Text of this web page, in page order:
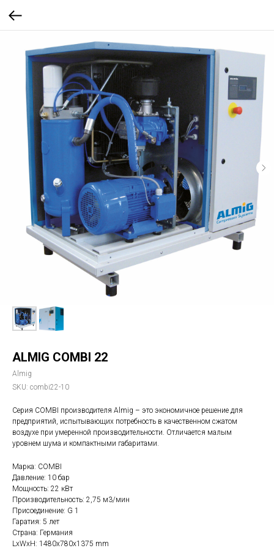
ALMIG COMBI 22
Almig
SKU: combi22-10
Серия COMBI производителя Almig – это экономичное решение для
предприятий, испытывающих потребность в качественном сжатом
воздухе при умеренной производительности. Отличается малым
уровнем шума и компактными габаритами.
Марка: COMBI
Давление: 10 бар
Мощность: 22 кВт
Производительность: 2,75 м3/мин
Присоединение: G 1
Гаратия: 5 лет
Страна: Германия
LxWxH: 1480x780x1375 mm